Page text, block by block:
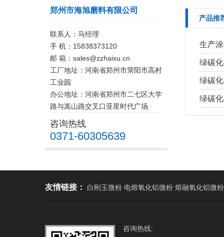
郑州市海旭磨料有限公司
联系人：马经理
手 机：15838373120
邮 箱：sales@zzhaixu.cn
工厂地址：河南省郑州市荥阳市高村
工业园
办公地址：河南省郑州市二七区大学
路与嵩山路交叉口亚星时代广场
咨询热线
0371-60305639
产品推
生产
绿碳
绿碳
绿碳
友情链接： 白刚玉微粉 电熔氧化铝微粉 熔融氧化铝微粉
咨询热线: